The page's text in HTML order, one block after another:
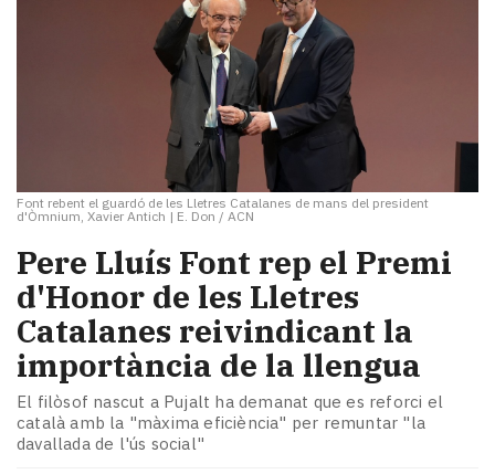
Font rebent el guardó de les Lletres Catalanes de mans del president
d'Òmnium, Xavier Antich | E. Don / ACN
Pere Lluís Font rep el Premi
d'Honor de les Lletres
Catalanes reivindicant la
importància de la llengua
El filòsof nascut a Pujalt ha demanat que es reforci el
català amb la "màxima eficiència" per remuntar "la
davallada de l'ús social"